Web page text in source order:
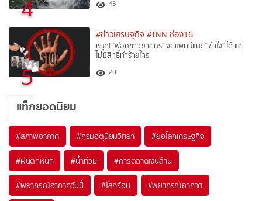
4 43
5
#ข่าวเศรษฐกิจ #TNN ช่อง16
หยุด! "ฟอกขาวฆาตกร" จิตแพทย์แนะ "เข้าใจ" ได้ แต่
ไม่มีสิทธิ์ทำร้ายใคร
20
แท็กยอดนิยม
#สภาพอากาศ #กรมอุตุนิยมวิทยา #ย่อโลกเศรษฐกิจ
#ฝนตกหนัก #น้ำท่วม #การตลาดเงินล้าน
#พยากรณ์อากาศวันนี้ #โลกร้อน #พยากรณ์อากาศ